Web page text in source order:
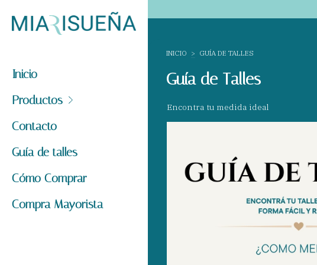
Inicio
Productos
Contacto
Guía de talles
Cómo Comprar
Compra Mayorista
INICIO > GUÍA DE TALLES
Guía de Talles
Encontra tu medida ideal